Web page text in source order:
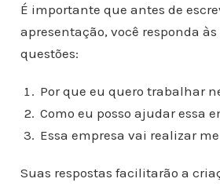
É importante que antes de
apresentação, você responda
questões:
Por que eu quero trabalhar
Como eu posso ajudar essa
Essa empresa vai realizar
Suas respostas facilitarão a